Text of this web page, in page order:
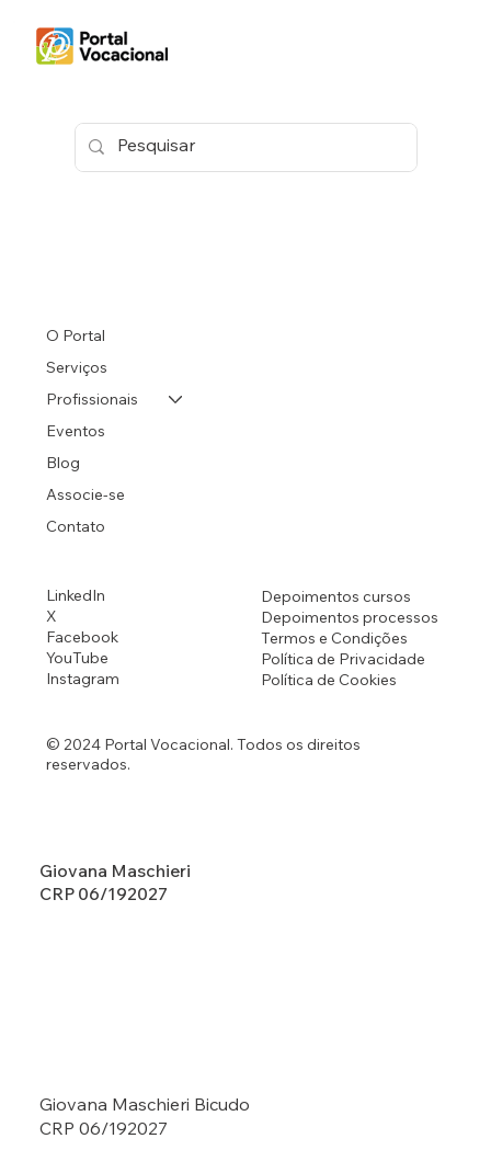
Giovana Maschieri
CRP 06/192027
Giovana Maschieri Bicudo
CRP 06/192027
O Portal
Serviços
Profissionais
Eventos
Blog
Associe-se
Contato
Depoimentos cursos
Depoimentos processos
Termos e Condições
Política de Privacidade
Política de Cookies
LinkedIn
X
Facebook
YouTube
Instagram
© 2024 Portal Vocacional. Todos os direitos
reservados.